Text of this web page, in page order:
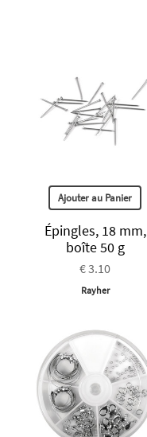
Ajouter au Panier
Épingles, 18 mm,
boîte 50 g
€ 3.10
Rayher